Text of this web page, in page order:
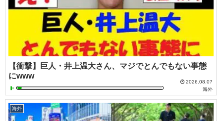
【衝撃】巨人・井上温大さん、マジでとんでもない事態
にwww
2026.08.07
海外
海外